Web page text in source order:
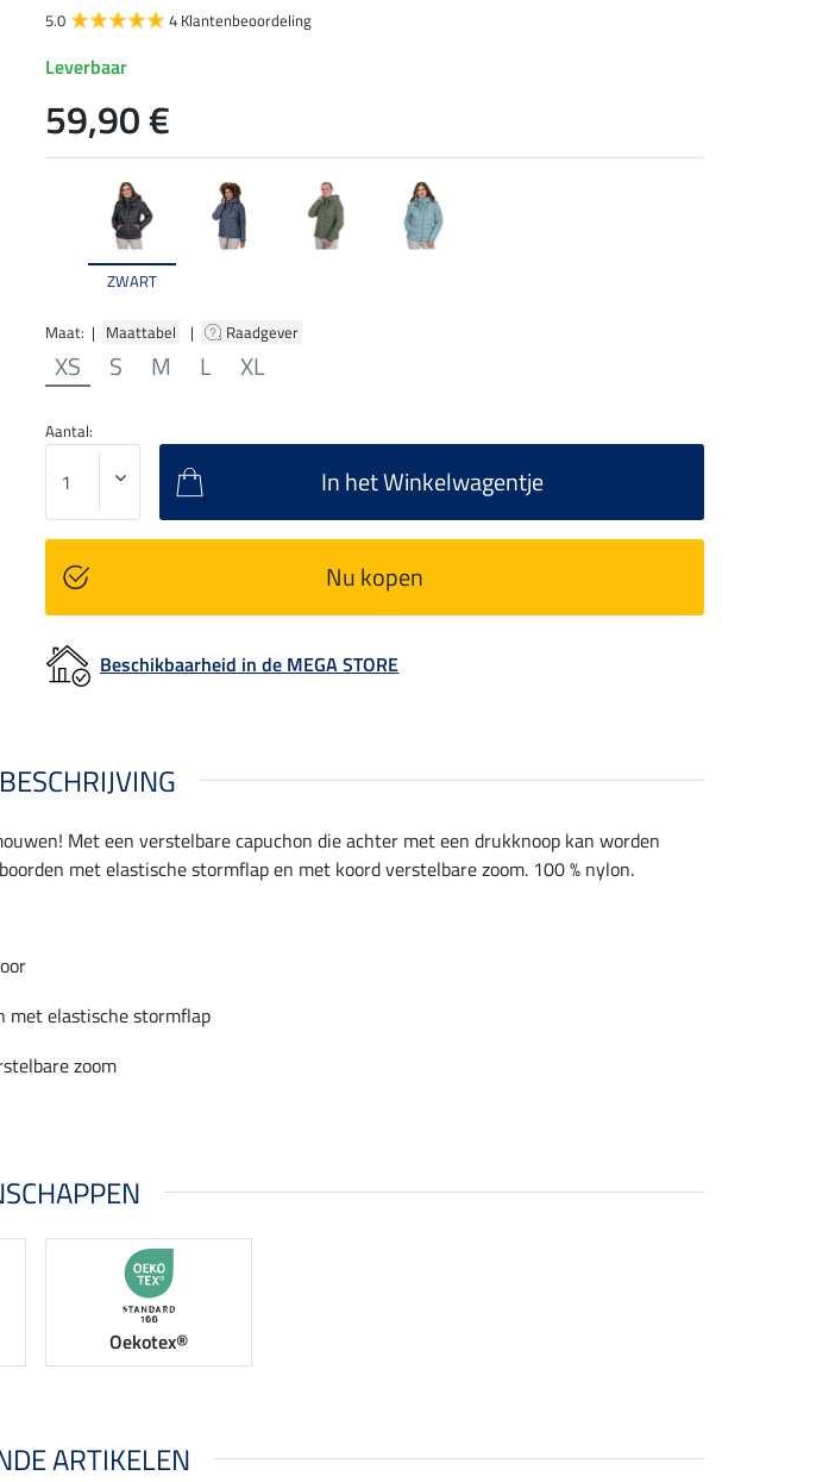
ZWART
Maat: | Maattabel | Raadgever
XS S M L XL
5.0
4 Klantenbeoordeling
Leverbaar
59,90 €
Aantal:
In het Winkelwagentje
Nu kopen
Beschikbaarheid in de MEGA STORE
Met een verstelbare capuchon die achter met een drukknoop kan worden
met elastische stormflap en met koord verstelbare zoom. 100 % nylon.
met elastische stormflap
zoom
Oekotex®
ARTIKELEN